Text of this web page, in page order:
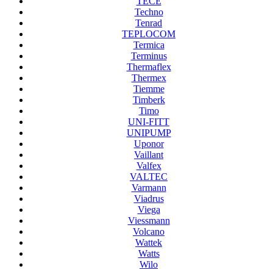
Techno
Tenrad
TEPLOCOM
Termica
Terminus
Thermaflex
Thermex
Tiemme
Timberk
Timo
UNI-FITT
UNIPUMP
Uponor
Vaillant
Valfex
VALTEC
Varmann
Viadrus
Viega
Viessmann
Volcano
Wattek
Watts
Wilo